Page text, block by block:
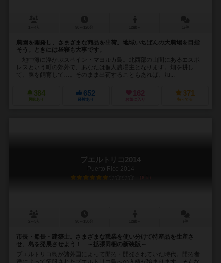
農園を開発し、さまざまな商品を出荷。地域いちばんの大農場を目指
そう。ときには昼寝も大事です。
地中海に浮かぶスペイン・マヨルカ島。北西部の山間にあるエスポ
レスという町の郊外で、あなたは個人農場主となります。畑を耕し
て、豚を飼育して…。そのまま出荷することもあれば、加...
384
興味あり
652
経験あり
162
お気に入り
371
持ってる
プエルトリコ2014
Puerto Rico 2014
6.5
市長・船長・建築士。さまざまな職業を使い分けて特産品を生産さ
せ、島を発展させよう！ ～拡張同梱の新装版～
プエルトリコ島が諸外国によって開拓・開発されていた時代。開拓者